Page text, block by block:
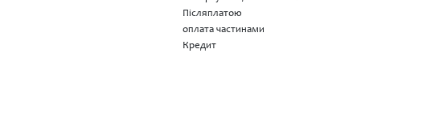
Післяплатою
оплата частинами
Кредит